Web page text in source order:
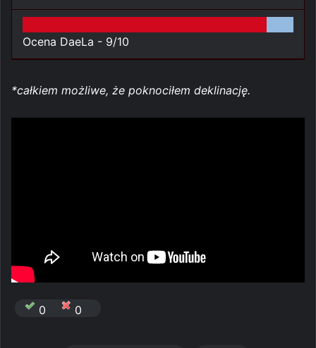
Ocena DaeLa - 9/10
*całkiem możliwe, że poknociłem deklinację.
0 0